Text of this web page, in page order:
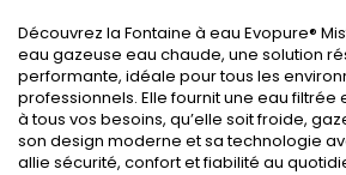
Découvrez la Fontaine à eau Evopure®
eau gazeuse eau chaude, une solution
performante, idéale pour tous les
professionnels. Elle fournit une eau
à tous vos besoins, qu’elle soit froide,
son design moderne et sa technologie
allie sécurité, confort et fiabilité au